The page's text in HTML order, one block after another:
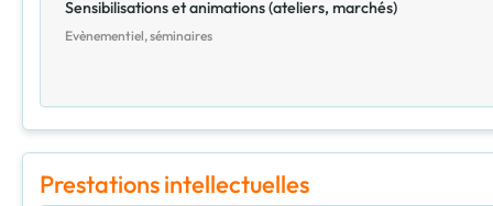
Sensibilisations et animations (ateliers, marchés)
Evènementiel, séminaires
Prestations intellectuelles